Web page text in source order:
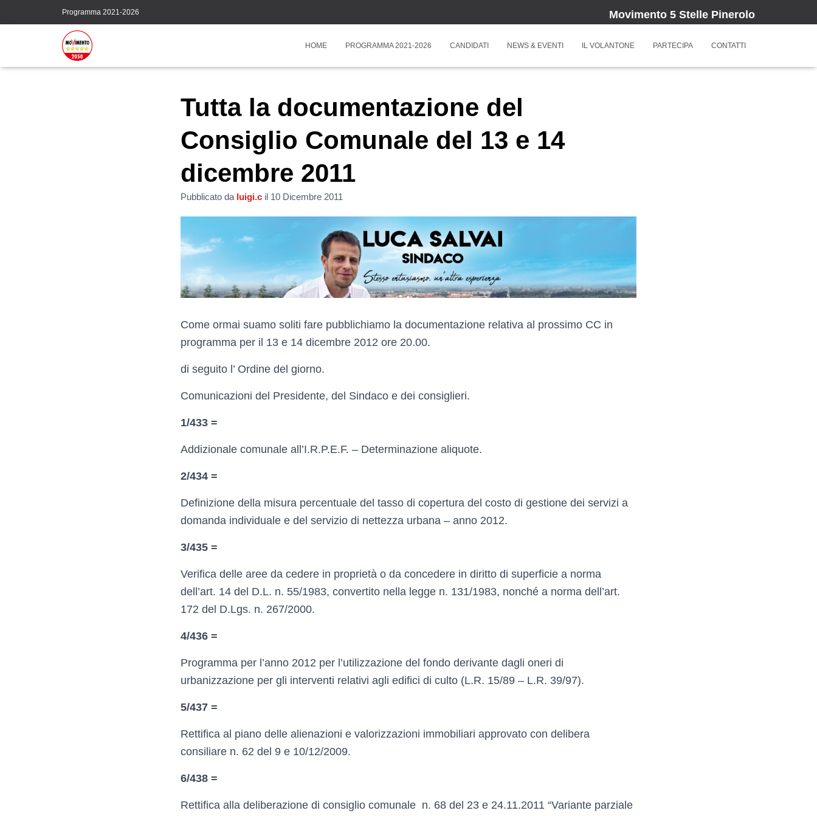
Movimento 5 Stelle Pinerolo
Programma 2021-2026
HOME PROGRAMMA 2021-2026 CANDIDATI NEWS & EVENTI IL VOLANTONE PARTECIPA CONTATTI
Tutta la documentazione del
Consiglio Comunale del 13 e 14
dicembre 2011
Pubblicato da luigi.c il 10 Dicembre 2011
Come ormai suamo soliti fare pubblichiamo la documentazione relativa al prossimo CC in
programma per il 13 e 14 dicembre 2012 ore 20.00.
di seguito l’ Ordine del giorno.
Comunicazioni del Presidente, del Sindaco e dei consiglieri.
1/433 =
Addizionale comunale all’I.R.P.E.F. – Determinazione aliquote.
2/434 =
Definizione della misura percentuale del tasso di copertura del costo di gestione dei servizi a
domanda individuale e del servizio di nettezza urbana – anno 2012.
3/435 =
Verifica delle aree da cedere in proprietà o da concedere in diritto di superficie a norma
dell’art. 14 del D.L. n. 55/1983, convertito nella legge n. 131/1983, nonché a norma dell’art.
172 del D.Lgs. n. 267/2000.
4/436 =
Programma per l’anno 2012 per l’utilizzazione del fondo derivante dagli oneri di
urbanizzazione per gli interventi relativi agli edifici di culto (L.R. 15/89 – L.R. 39/97).
5/437 =
Rettifica al piano delle alienazioni e valorizzazioni immobiliari approvato con delibera
consiliare n. 62 del 9 e 10/12/2009.
6/438 =
Rettifica alla deliberazione di consiglio comunale n. 68 del 23 e 24.11.2011 “Variante parziale